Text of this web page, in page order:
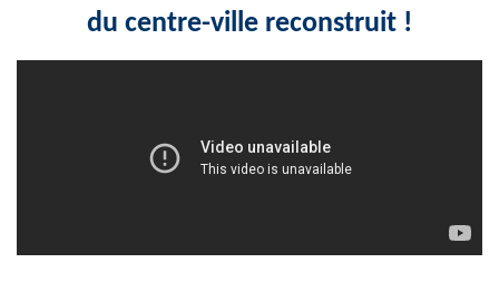
du centre-ville reconstruit !